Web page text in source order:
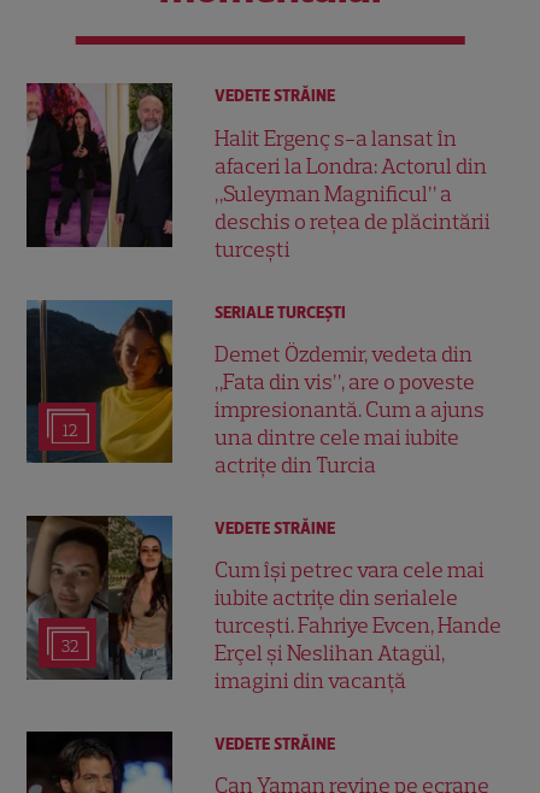
VEDETE STRĂINE
Halit Ergenç s-a lansat în
afaceri la Londra: Actorul din
„Suleyman Magnificul” a
deschis o rețea de plăcintării
turcești
12
SERIALE TURCEŞTI
Demet Özdemir, vedeta din
„Fata din vis”, are o poveste
impresionantă. Cum a ajuns
una dintre cele mai iubite
actrițe din Turcia
32
VEDETE STRĂINE
Cum își petrec vara cele mai
iubite actrițe din serialele
turcești. Fahriye Evcen, Hande
Erçel și Neslihan Atagül,
imagini din vacanță
VEDETE STRĂINE
Can Yaman revine pe ecrane